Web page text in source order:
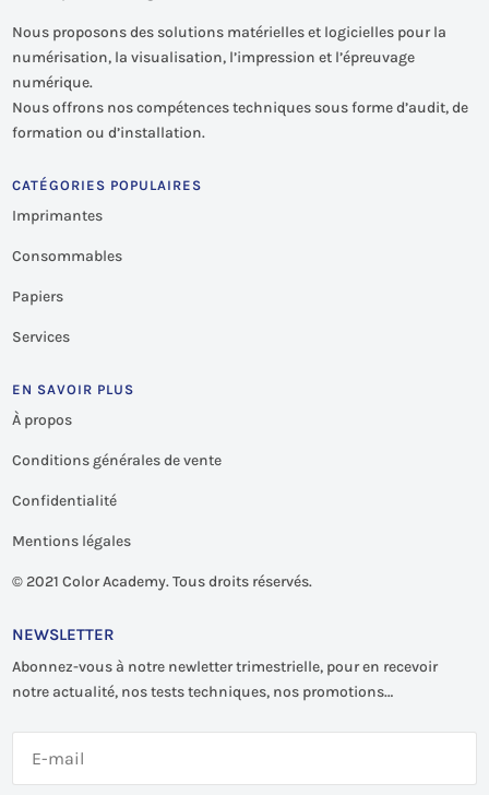
Nous proposons des solutions matérielles et logicielles pour la
numérisation, la visualisation, l’impression et l’épreuvage
numérique.
Nous offrons nos compétences techniques sous forme d’audit, de
formation ou d’installation.
CATÉGORIES POPULAIRES
Imprimantes
Consommables
Papiers
Services
EN SAVOIR PLUS
À propos
Conditions générales de vente
Confidentialité
Mentions légales
© 2021 Color Academy. Tous droits réservés.
NEWSLETTER
Abonnez-vous à notre newletter trimestrielle, pour en recevoir
notre actualité, nos tests techniques, nos promotions…